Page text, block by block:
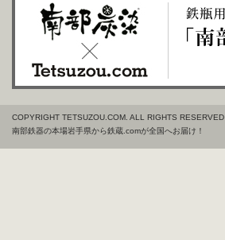
COPYRIGHT TETSUZOU.COM. ALL RIGHTS RESERVED
南部鉄器の本場岩手県から鉄蔵.comが全国へお届け！